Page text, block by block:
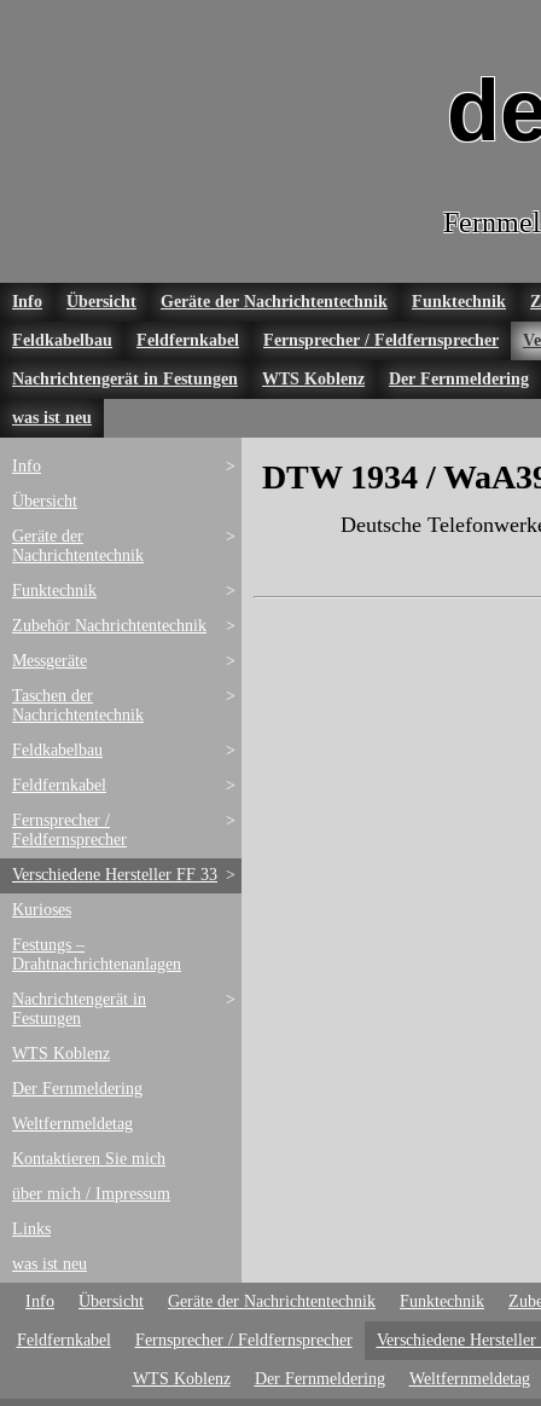
Info Übersicht Geräte der Nachrichtentechnik Funktechnik
Feldkabelbau Feldfernkabel Fernsprecher / Feldfernsprecher
Nachrichtengerät in Festungen WTS Koblenz Der Fernmeldering
was ist neu
>
Info
Übersicht
>
Geräte der
Nachrichtentechnik
>
Funktechnik
>
Zubehör Nachrichtentechnik
>
Messgeräte
>
Taschen der
Nachrichtentechnik
>
Feldkabelbau
>
Feldfernkabel
>
Fernsprecher /
Feldfernsprecher
>
Verschiedene Hersteller FF 33
Kurioses
Festungs –
Drahtnachrichtenanlagen
>
Nachrichtengerät in
Festungen
WTS Koblenz
Der Fernmeldering
Weltfernmeldetag
Kontaktieren Sie mich
über mich / Impressum
Links
was ist neu
DTW 1934 /
Deutsche
Info Übersicht Geräte der Nachrichtentechnik Funktechnik
Feldfernkabel Fernsprecher / Feldfernsprecher Verschiedene
WTS Koblenz Der Fernmeldering Weltfernmeldetag